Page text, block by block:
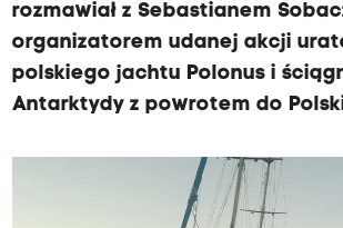
rozmawiał z Sebastianem
organizatorem udanej akcji
polskiego jachtu Polonus i
Antarktydy z powrotem do